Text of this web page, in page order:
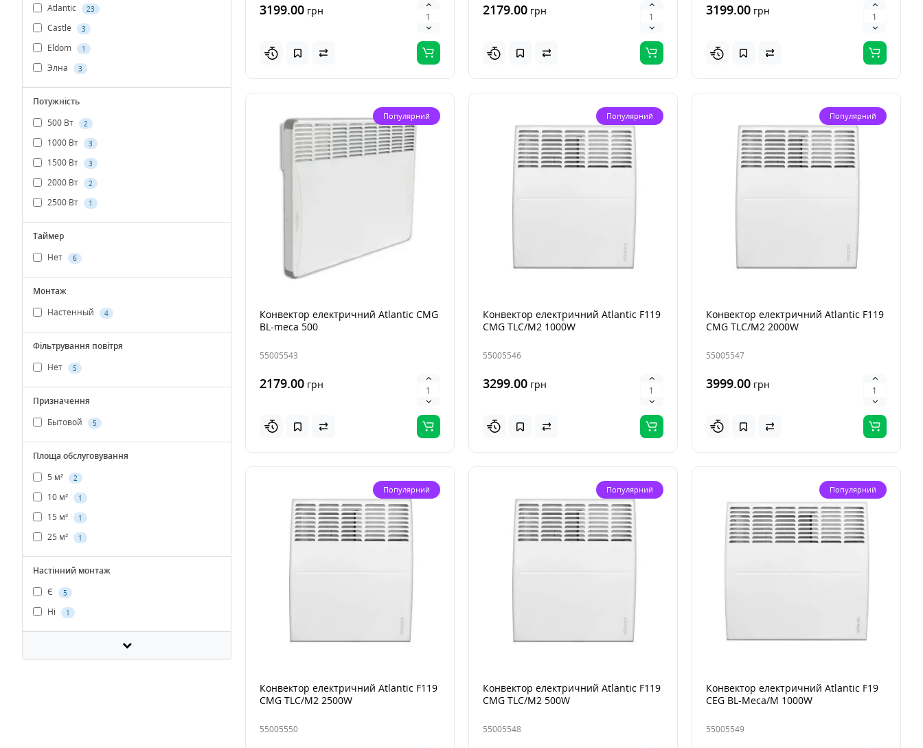
3199.00 грн 2179.00грн 3199.00грн
Популярний
Конвектор електричний Atlantic CMG
BL-meca 500
55005543
2179.00 грн
Популярний
Конвектор електричний Atlantic F119
CMG TLC/M2 1000W
55005546
3299.00грн
Популярний
Конвектор електричний Atlantic F119
CMG TLC/M2 2000W
55005547
3999.00грн
Популярний
Конвектор електричний Atlantic F119
CMG TLC/M2 2500W
55005550
Популярний
Конвектор електричний Atlantic F119
CMG TLC/M2 500W
55005548
Популярний
Конвектор електричний Atlantic F19
CEG BL-Meca/M 1000W
55005549
Atlantic
23
Castle 3
Eldom 1
Элна 3
Потужність
500 Вт
2
1000 Вт 3
1500 Вт 3
2000 Вт 2
2500 Вт 1
Таймер
Нет
6
Монтаж
Настенный
4
Фільтрування повітря
Нет
5
Призначення
Бытовой
5
Площа обслуговування
5 м²
2
10 м² 1
15 м² 1
25 м² 1
Настінний монтаж
Є
5
Ні 1